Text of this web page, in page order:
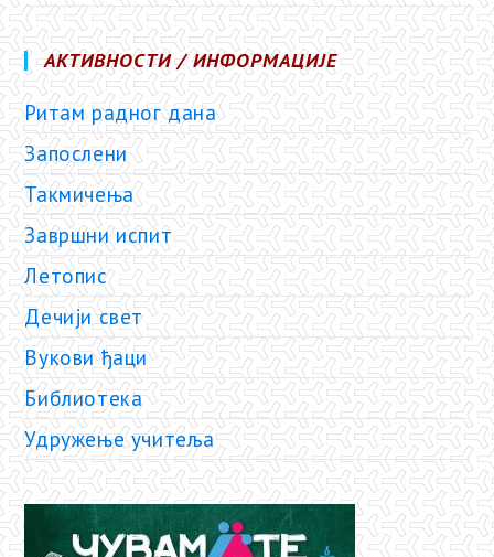
АКТИВНОСТИ / ИНФОРМАЦИЈЕ
Ритам радног дана
Запослени
Такмичења
Завршни испит
Летопис
Дечији свет
Вукови ђаци
Библиотека
Удружење учитеља